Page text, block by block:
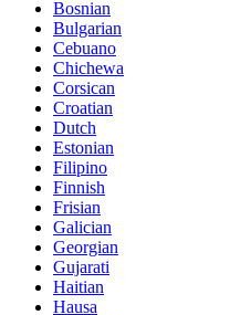
Bosnian
Bulgarian
Cebuano
Chichewa
Corsican
Croatian
Dutch
Estonian
Filipino
Finnish
Frisian
Galician
Georgian
Gujarati
Haitian
Hausa